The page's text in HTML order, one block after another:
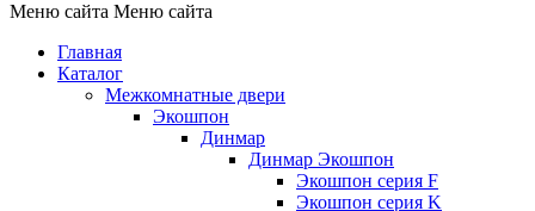
Меню сайта Меню сайта
Главная
Каталог
Межкомнатные двери
Экошпон
Динмар
Динмар Экошпон
Экошпон серия F
Экошпон серия K